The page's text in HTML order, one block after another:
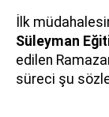
İlk
Süleyman
edilen
süreci şu